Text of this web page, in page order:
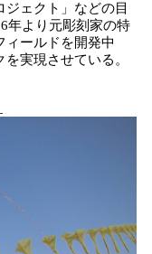
ェクト」などの目
年より元彫刻家の特
ィールドを開発中
実現させている。